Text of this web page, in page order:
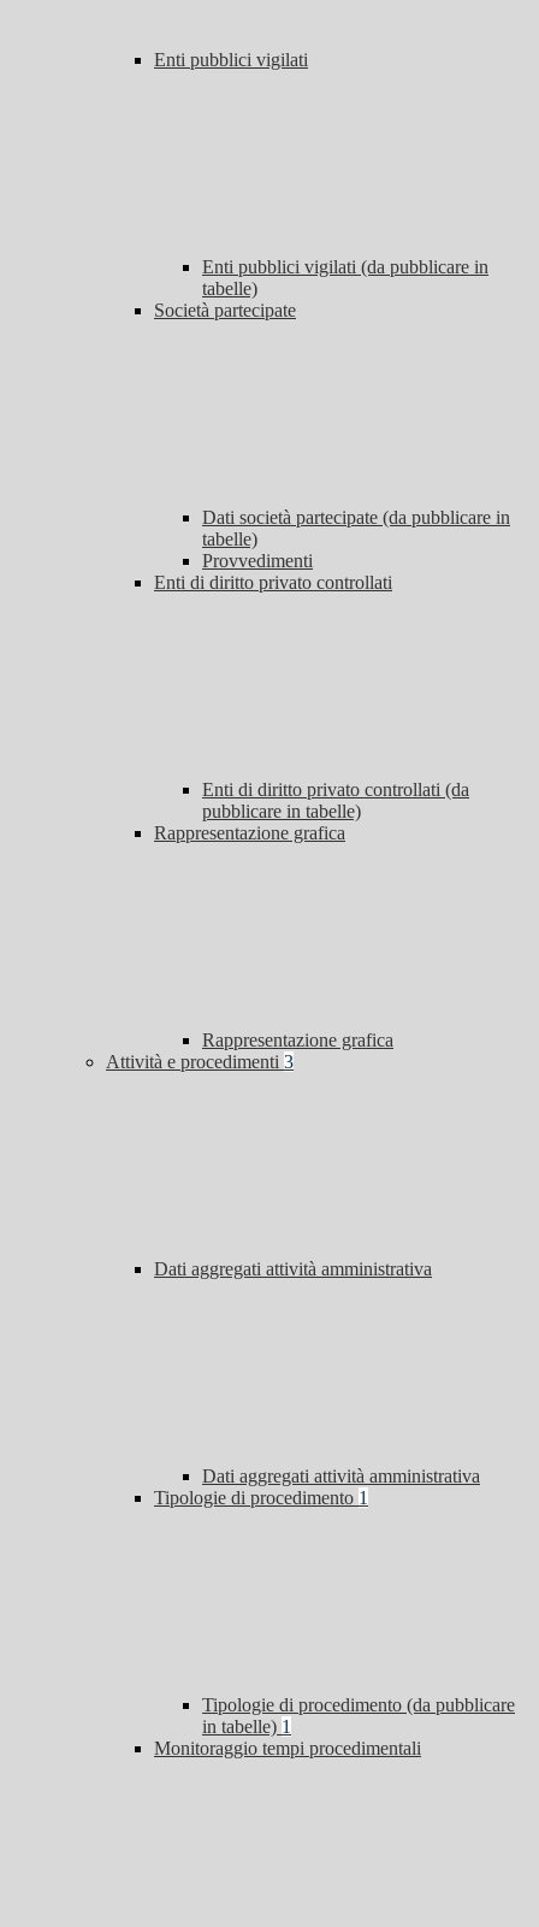
Enti pubblici vigilati
Enti pubblici vigilati (da pubblicare in
tabelle)
Società partecipate
Dati società partecipate (da pubblicare in
tabelle)
Provvedimenti
Enti di diritto privato controllati
Enti di diritto privato controllati (da
pubblicare in tabelle)
Rappresentazione grafica
Rappresentazione grafica
Attività e procedimenti 3
Dati aggregati attività amministrativa
Dati aggregati attività amministrativa
Tipologie di procedimento 1
Tipologie di procedimento (da pubblicare
in tabelle) 1
Monitoraggio tempi procedimentali